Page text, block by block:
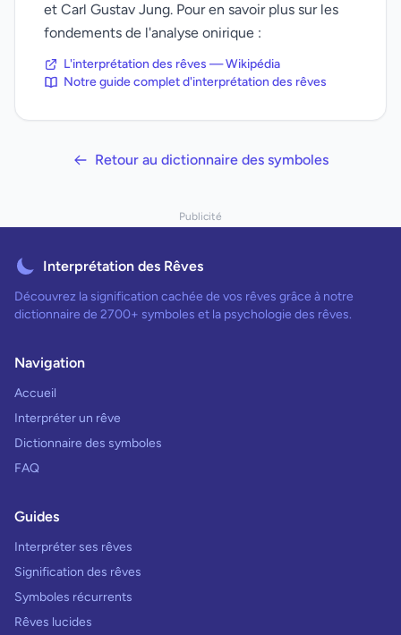
et Carl Gustav Jung. Pour en savoir plus sur les
fondements de l'analyse onirique :
L'interprétation des rêves — Wikipédia
Notre guide complet d'interprétation des rêves
Retour au dictionnaire des symboles
Publicité
Interprétation des Rêves
Découvrez la signification cachée de vos rêves grâce à notre
dictionnaire de 2700+ symboles et la psychologie des rêves.
Navigation
Accueil
Interpréter un rêve
Dictionnaire des symboles
FAQ
Guides
Interpréter ses rêves
Signification des rêves
Symboles récurrents
Rêves lucides